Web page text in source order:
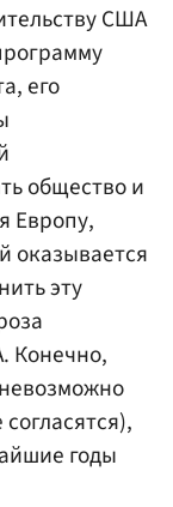
США
его
общество и
Европу,
оказывается
эту
Конечно,
годы